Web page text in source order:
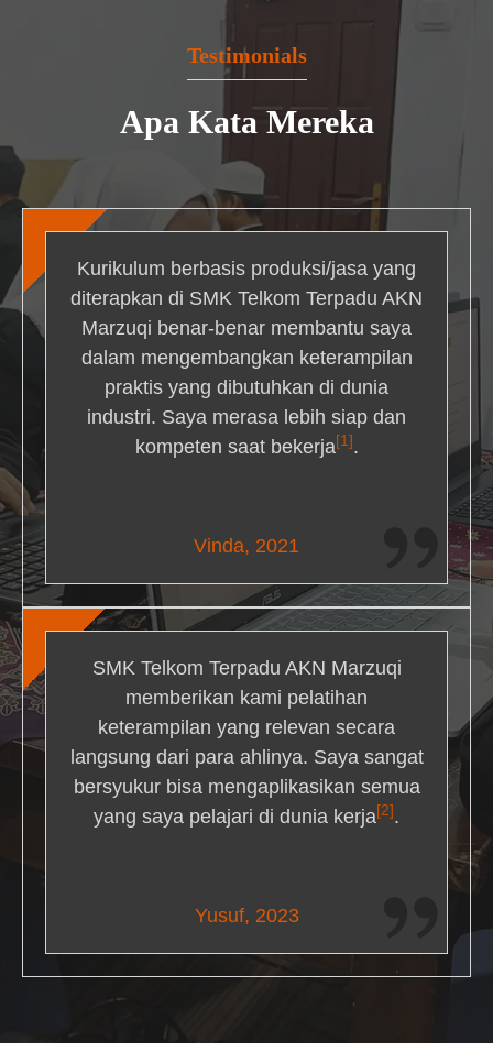
Testimonials
Apa Kata Mereka
Kurikulum berbasis produksi/jasa yang
diterapkan di SMK Telkom Terpadu AKN
Marzuqi benar-benar membantu saya
dalam mengembangkan keterampilan
praktis yang dibutuhkan di dunia
industri. Saya merasa lebih siap dan
kompeten saat bekerja[1] .
Vinda, 2021
SMK Telkom Terpadu AKN Marzuqi
memberikan kami pelatihan
keterampilan yang relevan secara
langsung dari para ahlinya. Saya sangat
bersyukur bisa mengaplikasikan semua
yang saya pelajari di dunia kerja[2] .
Yusuf, 2023